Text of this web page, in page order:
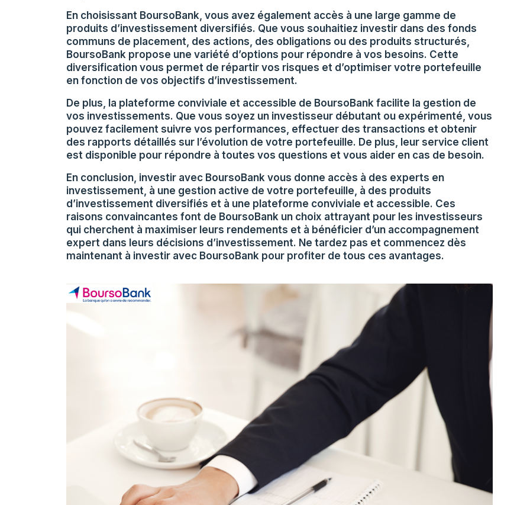
En choisissant BoursoBank, vous avez également accès à une large gamme de
produits d’investissement diversifiés. Que vous souhaitiez investir dans des fonds
communs de placement, des actions, des obligations ou des produits structurés,
BoursoBank propose une variété d’options pour répondre à vos besoins. Cette
diversification vous permet de répartir vos risques et d’optimiser votre portefeuille
en fonction de vos objectifs d’investissement.
De plus, la plateforme conviviale et accessible de BoursoBank facilite la gestion de
vos investissements. Que vous soyez un investisseur débutant ou expérimenté, vous
pouvez facilement suivre vos performances, effectuer des transactions et obtenir
des rapports détaillés sur l’évolution de votre portefeuille. De plus, leur service client
est disponible pour répondre à toutes vos questions et vous aider en cas de besoin.
En conclusion, investir avec BoursoBank vous donne accès à des experts en
investissement, à une gestion active de votre portefeuille, à des produits
d’investissement diversifiés et à une plateforme conviviale et accessible. Ces
raisons convaincantes font de BoursoBank un choix attrayant pour les investisseurs
qui cherchent à maximiser leurs rendements et à bénéficier d’un accompagnement
expert dans leurs décisions d’investissement. Ne tardez pas et commencez dès
maintenant à investir avec BoursoBank pour profiter de tous ces avantages.